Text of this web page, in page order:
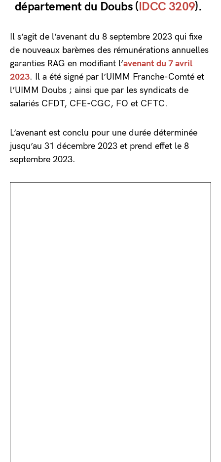
département du Doubs (IDCC 3209).
Il s’agit de l’avenant du 8 septembre 2023 qui fixe
de nouveaux barèmes des rémunérations annuelles
garanties RAG en modifiant l’avenant du 7 avril
2023. Il a été signé par l’UIMM Franche-Comté et
l’UIMM Doubs ; ainsi que par les syndicats de
salariés CFDT, CFE-CGC, FO et CFTC.
L’avenant est conclu pour une durée déterminée
jusqu’au 31 décembre 2023 et prend effet le 8
septembre 2023.